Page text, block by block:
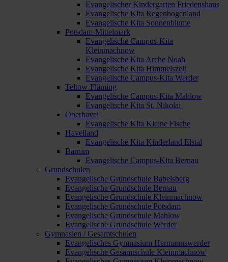
Evangelischer Kindergarten Friedenshaus
Evangelische Kita Regenbogenland
Evangelische Kita Sonnenblume
Potsdam-Mittelmark
Evangelische Campus-Kita
Kleinmachnow
Evangelische Kita Arche Noah
Evangelische Kita Himmelszelt
Evangelische Campus-Kita Werder
Teltow-Fläming
Evangelische Campus-Kita Mahlow
Evangelische Kita St. Nikolai
Oberhavel
Evangelische Kita Kleine Fische
Havelland
Evangelische Kita Kinderland Elstal
Barnim
Evangelische Campus-Kita Bernau
Grundschulen
Evangelische Grundschule Babelsberg
Evangelische Grundschule Bernau
Evangelische Grundschule Kleinmachnow
Evangelische Grundschule Potsdam
Evangelische Grundschule Mahlow
Evangelische Grundschule Werder
Gymnasien / Gesamtschulen
Evangelisches Gymnasium Hermannswerder
Evangelische Gesamtschule Kleinmachnow